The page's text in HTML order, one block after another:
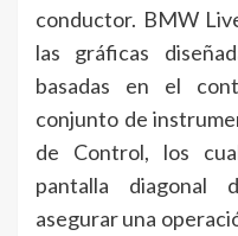
conductor. BMW
las gráficas
basadas en el
conjunto de
de Control, los
pantalla diagonal
asegurar una